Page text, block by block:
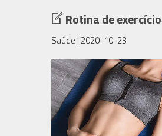
Rotina de
Saúde | 2020-10-23